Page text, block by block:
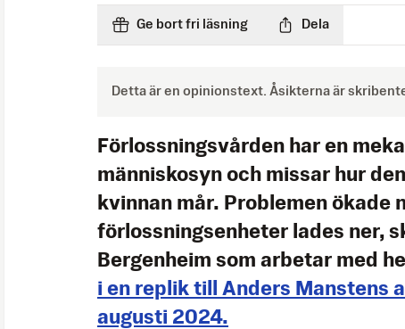
Ge bort fri läsning Dela
Detta är en opinionstext. Åsikterna är
Förlossningsvården har en
människosyn och missar hur
kvinnan mår. Problemen ökade
förlossningsenheter lades ner,
Bergenheim som arbetar med
i en replik till Anders Manstens
augusti 2024.